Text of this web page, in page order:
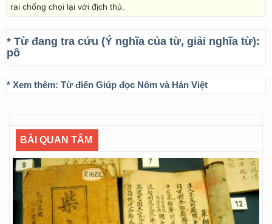
rai chống chọi lại với địch thủ.
* Từ đang tra cứu (Ý nghĩa của từ, giải nghĩa từ):
pô
* Xem thêm: Từ điển Giúp đọc Nôm và Hán Việt
BÀI QUAN TÂM